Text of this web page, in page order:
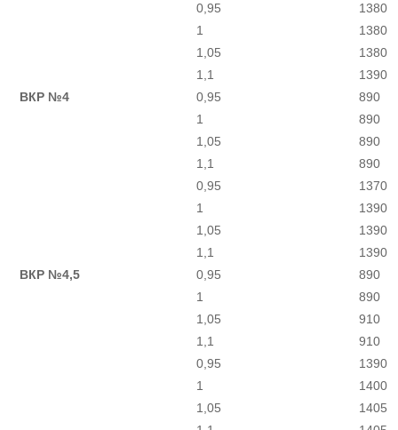
0,95
1380
1
1380
1,05
1380
1,1
1390
ВКР №4
0,95
890
1
890
1,05
890
1,1
890
0,95
1370
1
1390
1,05
1390
1,1
1390
ВКР №4,5
0,95
890
1
890
1,05
910
1,1
910
0,95
1390
1
1400
1,05
1405